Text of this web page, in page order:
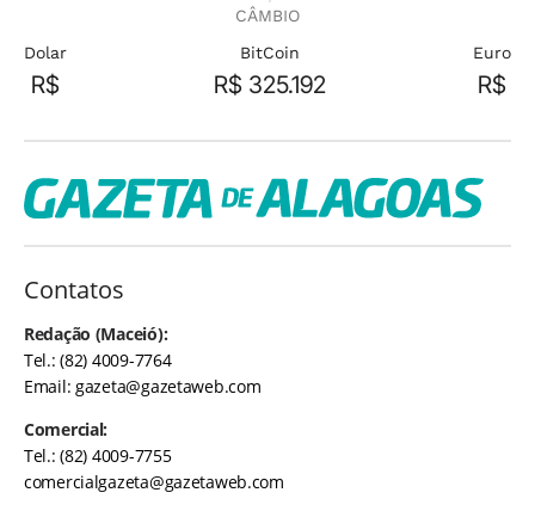
CÂMBIO
Dolar
R$
BitCoin
R$ 325.192
Euro
R$
Contatos
Redação (Maceió):
Tel.: (82) 4009-7764
Email:gazeta@gazetaweb.com
Comercial:
Tel.: (82) 4009-7755
comercialgazeta@gazetaweb.com